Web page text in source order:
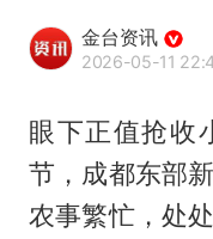
金台资讯
2026-05-11
眼下正值抢收
节，成都东部
农事繁忙，处